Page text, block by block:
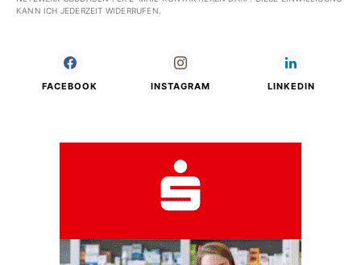
KANN ICH JEDERZEIT WIDERRUFEN.
FACEBOOK INSTAGRAM LINKEDIN